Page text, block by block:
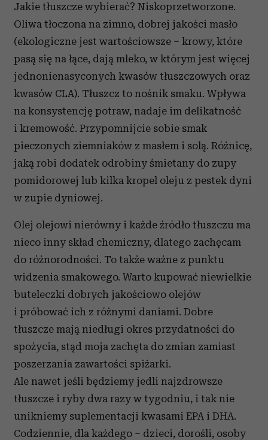
Jakie tłuszcze wybierać? Niskoprzetworzone.
Oliwa tłoczona na zimno, dobrej jakości masło
(ekologiczne jest wartościowsze – krowy, które
pasą się na łące, dają mleko, w którym jest więcej
jednonienasyconych kwasów tłuszczowych oraz
kwasów CLA). Tłuszcz to nośnik smaku. Wpływa
na konsystencję potraw, nadaje im delikatność
i kremowość. Przypomnijcie sobie smak
pieczonych ziemniaków z masłem i solą. Różnicę,
jaką robi dodatek odrobiny śmietany do zupy
pomidorowej lub kilka kropel oleju z pestek dyni
w zupie dyniowej.
Olej olejowi nierówny i każde źródło tłuszczu ma
nieco inny skład chemiczny, dlatego zachęcam
do różnorodności. To także ważne z punktu
widzenia smakowego. Warto kupować niewielkie
buteleczki dobrych jakościowo olejów
i próbować ich z różnymi daniami. Dobre
tłuszcze mają niedługi okres przydatności do
spożycia, stąd moja zachęta do zmian zamiast
poszerzania zawartości spiżarki.
Ale nawet jeśli będziemy jedli najzdrowsze
tłuszcze i ryby dwa razy w tygodniu, i tak nie
unikniemy suplementacji kwasami EPA i DHA.
Codziennie, dla każdego – dzieci, dorośli, osoby